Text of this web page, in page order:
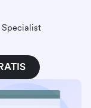
Specialist